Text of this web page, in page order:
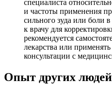
специалиста
и частоты применения
сильного зуда или боли
к врачу для
рекомендуется
лекарства или
консультации с
Опыт других людей